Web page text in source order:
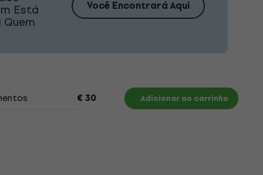
Está Você Encontrará Aqui
€ 30 Adicionar ao carrinho